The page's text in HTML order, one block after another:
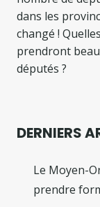
dans les
changé !
prendront
députés ?
DERNIERS
Le Moyen-
prendre